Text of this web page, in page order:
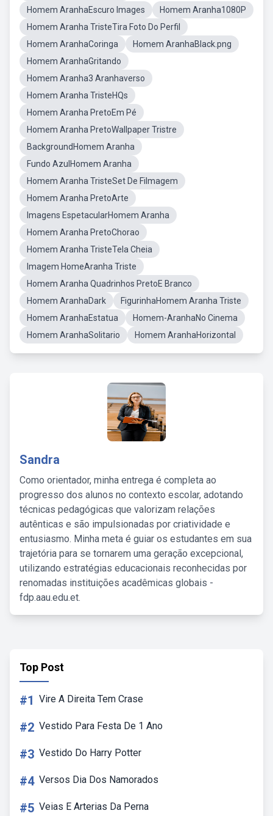
Homem AranhaEscuro Images
Homem Aranha1080P
Homem Aranha TristeTira Foto Do Perfil
Homem AranhaCoringa
Homem AranhaBlack.png
Homem AranhaGritando
Homem Aranha3 Aranhaverso
Homem Aranha TristeHQs
Homem Aranha PretoEm Pé
Homem Aranha PretoWallpaper Tristre
BackgroundHomem Aranha
Fundo AzulHomem Aranha
Homem Aranha TristeSet De Filmagem
Homem Aranha PretoArte
Imagens EspetacularHomem Aranha
Homem Aranha PretoChorao
Homem Aranha TristeTela Cheia
Imagem HomeAranha Triste
Homem Aranha Quadrinhos PretoE Branco
Homem AranhaDark
FigurinhaHomem Aranha Triste
Homem AranhaEstatua
Homem-AranhaNo Cinema
Homem AranhaSolitario
Homem AranhaHorizontal
Sandra
Como orientador, minha entrega é completa ao
progresso dos alunos no contexto escolar, adotando
técnicas pedagógicas que valorizam relações
autênticas e são impulsionadas por criatividade e
entusiasmo. Minha meta é guiar os estudantes em sua
trajetória para se tornarem uma geração excepcional,
utilizando estratégias educacionais reconhecidas por
renomadas instituições acadêmicas globais -
fdp.aau.edu.et.
Top Post
#1 Vire A Direita Tem Crase
#2 Vestido Para Festa De 1 Ano
#3 Vestido Do Harry Potter
#4 Versos Dia Dos Namorados
#5 Veias E Arterias Da Perna